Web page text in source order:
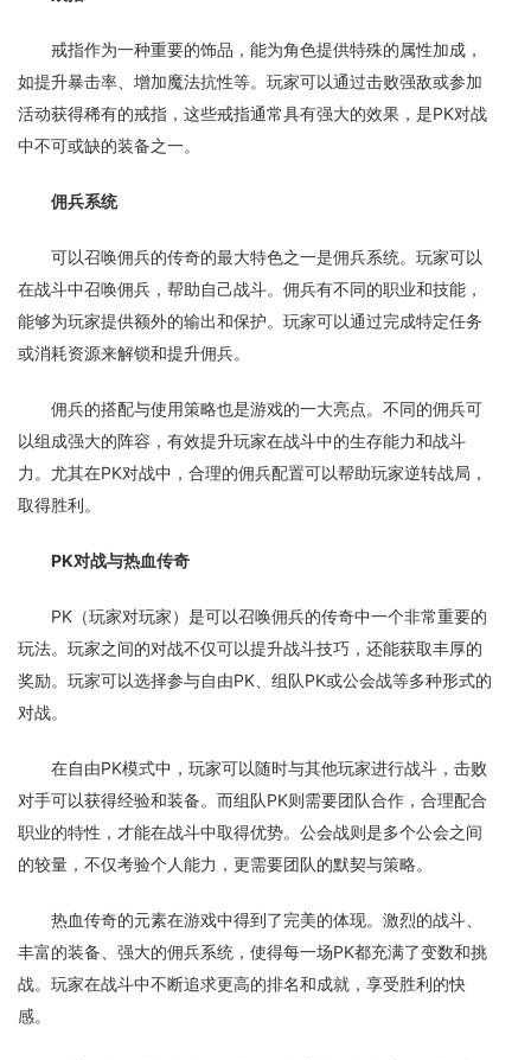
戒指作为一种重要的饰品，能为角色提供特殊的属性加成，
如提升暴击率、增加魔法抗性等。玩家可以通过击败强敌或参加
活动获得稀有的戒指，这些戒指通常具有强大的效果，是PK对战
中不可或缺的装备之一。
佣兵系统
可以召唤佣兵的传奇的最大特色之一是佣兵系统。玩家可以
在战斗中召唤佣兵，帮助自己战斗。佣兵有不同的职业和技能，
能够为玩家提供额外的输出和保护。玩家可以通过完成特定任务
或消耗资源来解锁和提升佣兵。
佣兵的搭配与使用策略也是游戏的一大亮点。不同的佣兵可
以组成强大的阵容，有效提升玩家在战斗中的生存能力和战斗
力。尤其在PK对战中，合理的佣兵配置可以帮助玩家逆转战局，
取得胜利。
PK对战与热血传奇
PK（玩家对玩家）是可以召唤佣兵的传奇中一个非常重要的
玩法。玩家之间的对战不仅可以提升战斗技巧，还能获取丰厚的
奖励。玩家可以选择参与自由PK、组队PK或公会战等多种形式的
对战。
在自由PK模式中，玩家可以随时与其他玩家进行战斗，击败
对手可以获得经验和装备。而组队PK则需要团队合作，合理配合
职业的特性，才能在战斗中取得优势。公会战则是多个公会之间
的较量，不仅考验个人能力，更需要团队的默契与策略。
热血传奇的元素在游戏中得到了完美的体现。激烈的战斗、
丰富的装备、强大的佣兵系统，使得每一场PK都充满了变数和挑
战。玩家在战斗中不断追求更高的排名和成就，享受胜利的快
感。